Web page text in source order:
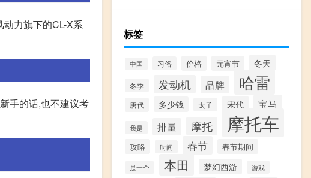
力旗下的CL-X系
手的话,也不建议考
标签
中国 习俗 价格 元宵节 冬天
冬季 发动机 品牌 哈雷
唐代 多少钱 太子 宋代 宝马
我是 排量 摩托 摩托车
攻略 时间 春节 春节期间
是一个 本田 梦幻西游 游戏